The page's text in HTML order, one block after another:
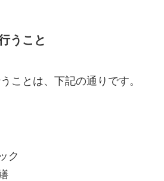
うこと
ことは、下記の通りです。
ク